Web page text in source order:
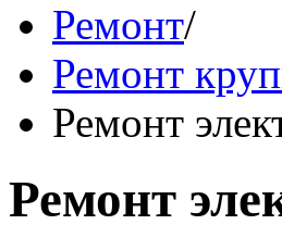
Ремонт/
Ремонт
Ремонт
Ремонт